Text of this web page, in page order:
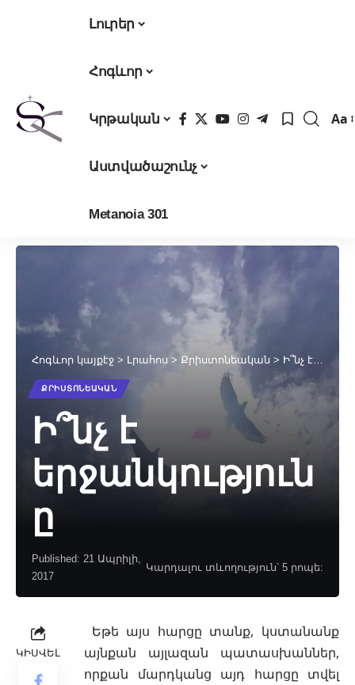
Լուրեր
Հոգևոր
Կրթական
Աստվածաշունչ
Metanoia 301
Aa
Հոգևոր կայքէջ > Լրահոս > Քրիստոնեական > Ի՞նչ է երջանկությունը
ՔՐԻՍՏՈՆԵԱԿԱՆ
Ի՞նչ է
երջանկություն
ը
Published: 21 Ապրիլի,
2017
Կարդալու տևողություն՝ 5 րոպե:
ԿԻՍՎԵԼ
Եթե այս հարցը տանք, կստանանք
այնքան այլազան պատասխաններ,
որքան մարդկանց այդ հարցը տվել